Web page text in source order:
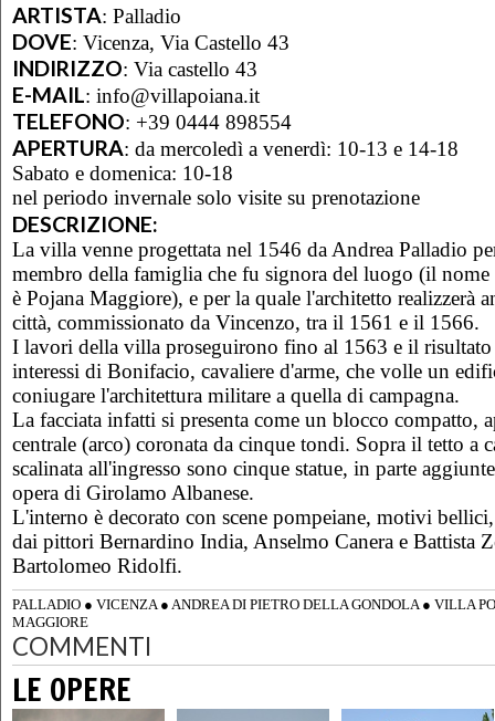
ARTISTA: Palladio
DOVE: Vicenza, Via Castello 43
INDIRIZZO: Via castello 43
E-MAIL: info@villapoiana.it
TELEFONO: +39 0444 898554
APERTURA: da mercoledì a venerdì: 10-13 e 14-18
Sabato e domenica: 10-18
nel periodo invernale solo visite su prenotazione
DESCRIZIONE:
La villa venne progettata nel 1546 da Andrea Palladio
membro della famiglia che fu signora del luogo (il
è Pojana Maggiore), e per la quale l'architetto realizzerà
città, commissionato da Vincenzo, tra il 1561 e il 1566.
I lavori della villa proseguirono fino al 1563 e il
interessi di Bonifacio, cavaliere d'arme, che volle un
coniugare l'architettura militare a quella di campagna.
La facciata infatti si presenta come un blocco compatto,
centrale (arco) coronata da cinque tondi. Sopra il tetto a
scalinata all'ingresso sono cinque statue, in parte
opera di Girolamo Albanese.
L'interno è decorato con scene pompeiane, motivi
dai pittori Bernardino India, Anselmo Canera e Battista
Bartolomeo Ridolfi.
PALLADIO ● VICENZA ● ANDREA DI PIETRO DELLA GONDOLA ● VILLA
MAGGIORE
COMMENTI
LE OPERE